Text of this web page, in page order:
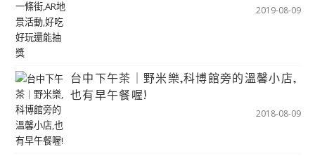
2019-08-09
台中下午茶｜野米樂,科博館旁的溫馨小店,
也有早午餐喔!
2018-08-09